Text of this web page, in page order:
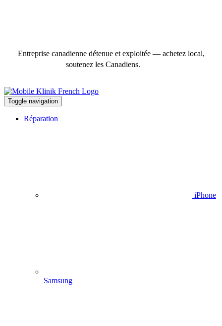
Entreprise canadienne détenue et exploitée — achetez local,
soutenez les Canadiens.
Toggle navigation
Réparation
iPhone
Samsung